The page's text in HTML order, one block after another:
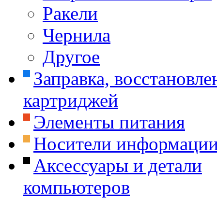
Ракели
Чернила
Другое
Заправка,
картриджей
Элементы питания
Носители
Аксессуары и детали
компьютеров